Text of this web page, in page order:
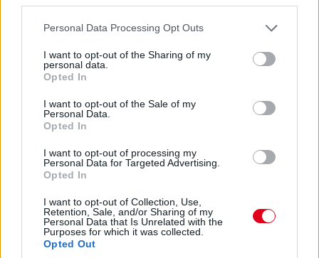
Please note that this website/app uses one or more Google
not limited to your visit or usage behaviour. You may click to
grant or deny consent to Google and its third-party tags to
use your data for below specified purposes in below Google
consent section.
Personal Data Processing Opt Outs
I want to opt-out of the Sharing of my
personal data.
Opted In
I want to opt-out of the Sale of my
Personal Data.
Opted In
I want to opt-out of processing my
Personal Data for Targeted Advertising.
Opted In
I want to opt-out of Collection, Use,
Retention, Sale, and/or Sharing of my
Personal Data that Is Unrelated with the
Purposes for which it was collected.
Opted Out
Antonelli nem seggfej, az Audi nem cserél:
szombati F1-es hírek
Antonelli, Domenicali, Bortoleto: a nap F1-es